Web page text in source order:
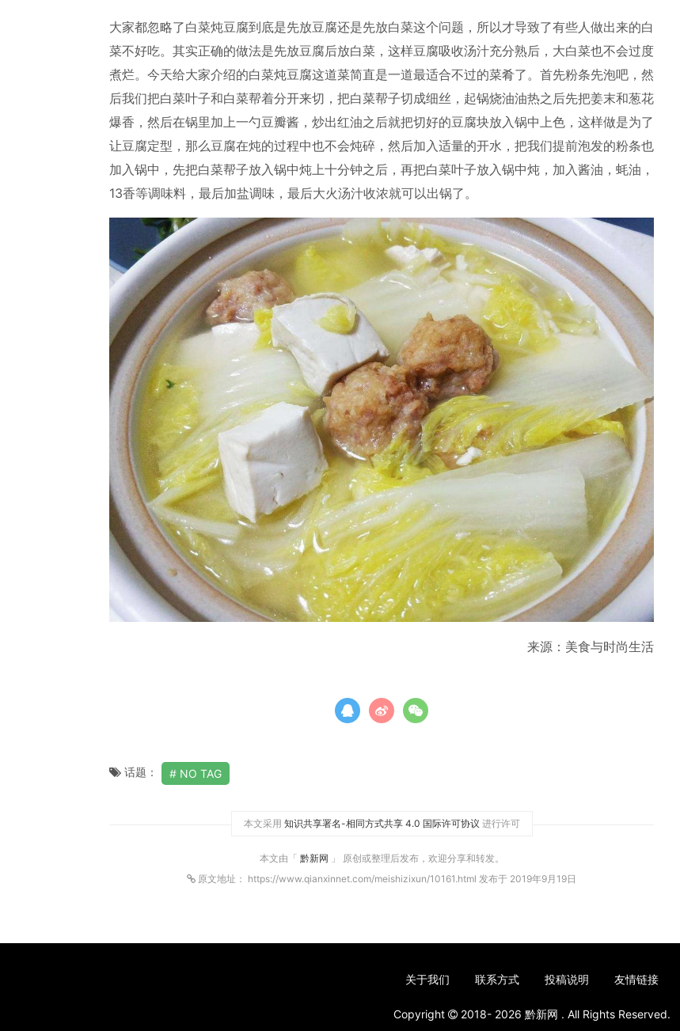
大家都忽略了白菜炖豆腐到底是先放豆腐还是先放白菜这个问题，所以才导致了有些人做出来的白
菜不好吃。其实正确的做法是先放豆腐后放白菜，这样豆腐吸收汤汁充分熟后，大白菜也不会过度
煮烂。今天给大家介绍的白菜炖豆腐这道菜简直是一道最适合不过的菜肴了。首先粉条先泡吧，然
后我们把白菜叶子和白菜帮着分开来切，把白菜帮子切成细丝，起锅烧油油热之后先把姜末和葱花
爆香，然后在锅里加上一勺豆瓣酱，炒出红油之后就把切好的豆腐块放入锅中上色，这样做是为了
让豆腐定型，那么豆腐在炖的过程中也不会炖碎，然后加入适量的开水，把我们提前泡发的粉条也
加入锅中，先把白菜帮子放入锅中炖上十分钟之后，再把白菜叶子放入锅中炖，加入酱油，蚝油，
13香等调味料，最后加盐调味，最后大火汤汁收浓就可以出锅了。
来源：美食与时尚生活
话题： NO TAG
本文采用 知识共享署名-相同方式共享 4.0 国际许可协议 进行许可
本文由「 黔新网 」 原创或整理后发布，欢迎分享和转发。
原文地址： https://www.qianxinnet.com/meishizixun/10161.html 发布于 2019年9月19日
关于我们 联系方式 投稿说明 友情链接
Copyright 2018- 2026 黔新网 . All Rights Reserved.